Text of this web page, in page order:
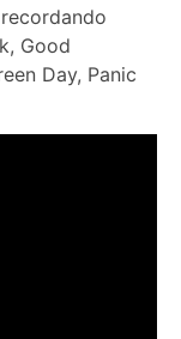
Good
Day, Panic